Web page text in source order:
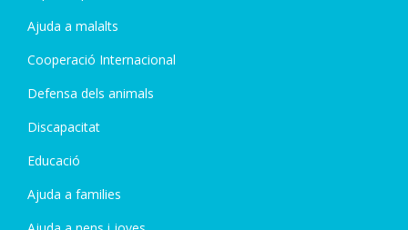
Ajuda a malalts
Cooperació Internacional
Defensa dels animals
Discapacitat
Educació
Ajuda a families